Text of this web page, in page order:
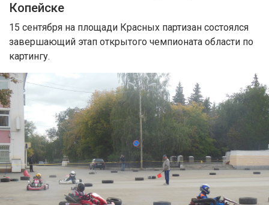
Копейске
15 сентября на площади Красных партизан состоялся
завершающий этап открытого чемпионата области по
картингу.